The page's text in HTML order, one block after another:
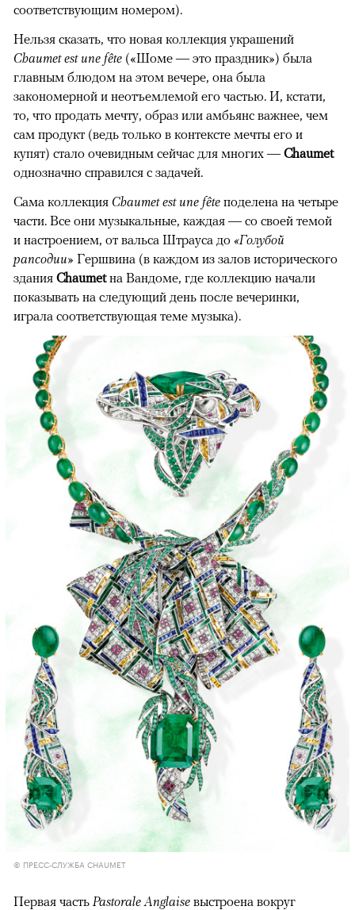
соответствующим номером).
Нельзя сказать, что новая коллекция украшений
Chaumet est une fête («Шоме — это праздник») была
главным блюдом на этом вечере, она была
закономерной и неотъемлемой его частью. И, кстати,
то, что продать мечту, образ или амбьянс важнее, чем
сам продукт (ведь только в контексте мечты его и
купят) стало очевидным сейчас для многих — Chaumet
однозначно справился с задачей.
Сама коллекция Chaumet est une fête поделена на четыре
части. Все они музыкальные, каждая — со своей темой
и настроением, от вальса Штрауса до «Голубой
рапсодии» Гершвина (в каждом из залов исторического
здания Chaumetна Вандоме, где коллекцию начали
показывать на следующий день после вечеринки,
играла соответствующая теме музыка).
© ПРЕСС-СЛУЖБА CHAUMET
Первая часть Pastorale Anglaise выстроена вокруг